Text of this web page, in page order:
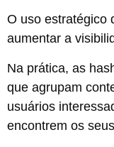
O uso estratégico
aumentar a
Na prática, as
que agrupam
usuários
encontrem os